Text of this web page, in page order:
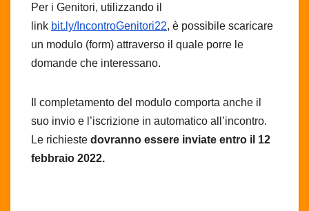
Per i Genitori, utilizzando il
link bit.ly/IncontroGenitori22, è possibile scaricare
un modulo (form) attraverso il quale porre le
domande che interessano.
Il completamento del modulo comporta anche il
suo invio e l’iscrizione in automatico all’incontro.
Le richieste dovranno essere inviate entro il 12
febbraio 2022.